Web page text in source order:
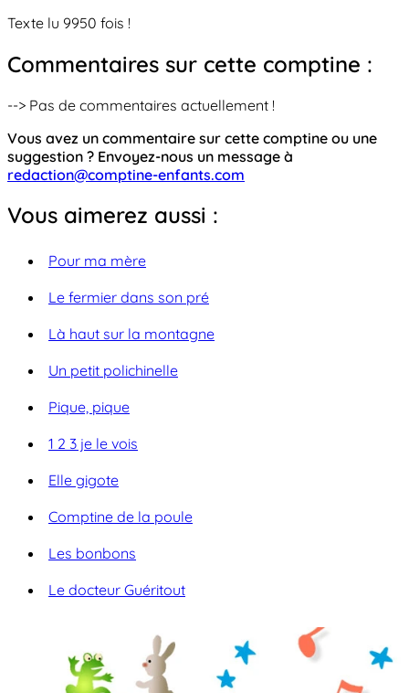
Texte lu 9950 fois !
Commentaires sur cette comptine :
--> Pas de commentaires actuellement !
Vous avez un commentaire sur cette comptine ou une
suggestion ? Envoyez-nous un message à
redaction@comptine-enfants.com
Vous aimerez aussi :
Pour ma mère
Le fermier dans son pré
Là haut sur la montagne
Un petit polichinelle
Pique, pique
1 2 3 je le vois
Elle gigote
Comptine de la poule
Les bonbons
Le docteur Guéritout